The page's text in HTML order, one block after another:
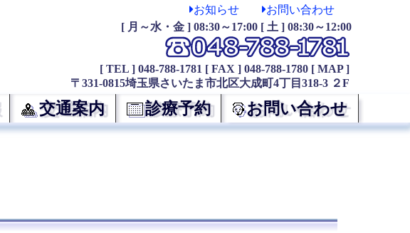
お知らせ
お問い合わせ
[ 月～水・金 ] 08:30～17:00 [ 土 ] 08:30～12:00
[ TEL ] 048-788-1781 [ FAX ] 048-788-1780 [ MAP ]
〒331-0815埼玉県さいたま市北区大成町4丁目318-3 ２F
交通案内 診療予約 お問い合わせ